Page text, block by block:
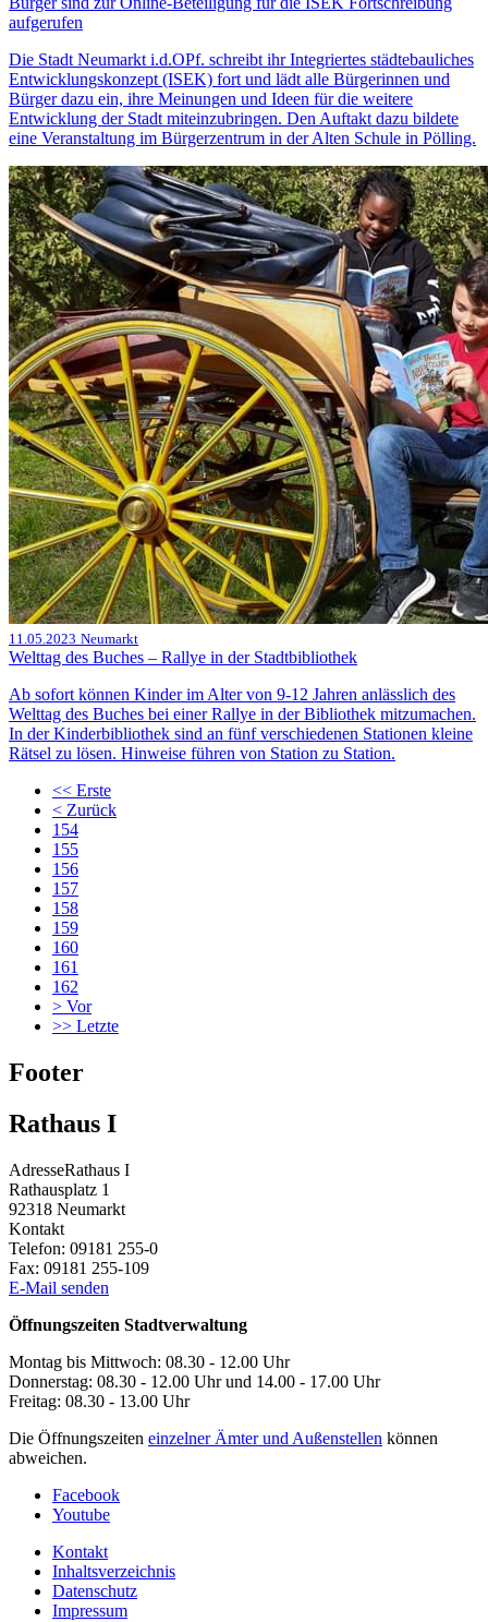
aufgerufen
Die Stadt Neumarkt i.d.OPf. schreibt ihr Integriertes städtebauliches
Entwicklungskonzept (ISEK) fort und lädt alle Bürgerinnen und
Bürger dazu ein, ihre Meinungen und Ideen für die weitere
Entwicklung der Stadt miteinzubringen. Den Auftakt dazu bildete
eine Veranstaltung im Bürgerzentrum in der Alten Schule in Pölling.
11.05.2023 Neumarkt
Welttag des Buches – Rallye in der Stadtbibliothek
Ab sofort können Kinder im Alter von 9-12 Jahren anlässlich des
Welttag des Buches bei einer Rallye in der Bibliothek mitzumachen.
In der Kinderbibliothek sind an fünf verschiedenen Stationen kleine
Rätsel zu lösen. Hinweise führen von Station zu Station.
<< Erste
< Zurück
154
155
156
157
158
159
160
161
162
> Vor
>> Letzte
Footer
Rathaus I
AdresseRathaus I
Rathausplatz 1
92318 Neumarkt
Kontakt
Telefon: 09181 255-0
Fax: 09181 255-109
E-Mail senden
Öffnungszeiten Stadtverwaltung
Montag bis Mittwoch: 08.30 - 12.00 Uhr
Donnerstag: 08.30 - 12.00 Uhr und 14.00 - 17.00 Uhr
Freitag: 08.30 - 13.00 Uhr
Die Öffnungszeiten einzelner Ämter und Außenstellen können
abweichen.
Facebook
Youtube
Kontakt
Inhaltsverzeichnis
Datenschutz
Impressum